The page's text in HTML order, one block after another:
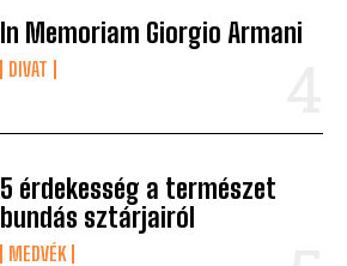
In Memoriam Giorgio Armani
DIVAT
5 érdekesség a természet
bundás sztárjairól
MEDVÉK